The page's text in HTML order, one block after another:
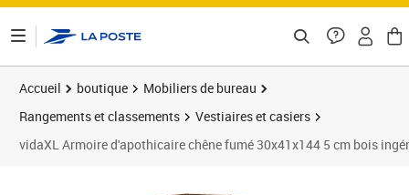
Accueil boutique
Mobiliers de bureau
Rangements et classements
Vestiaires et casiers
vidaXL Armoire d'apothicaire chêne fumé 30x41x144 5 cm bois